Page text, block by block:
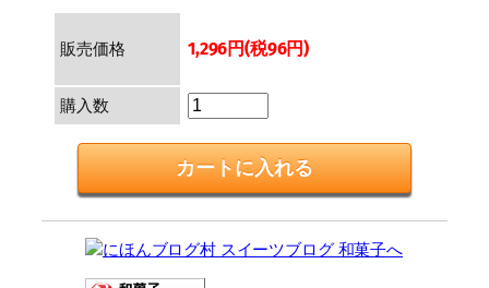
販売価格 1,296円(税96円)
購入数